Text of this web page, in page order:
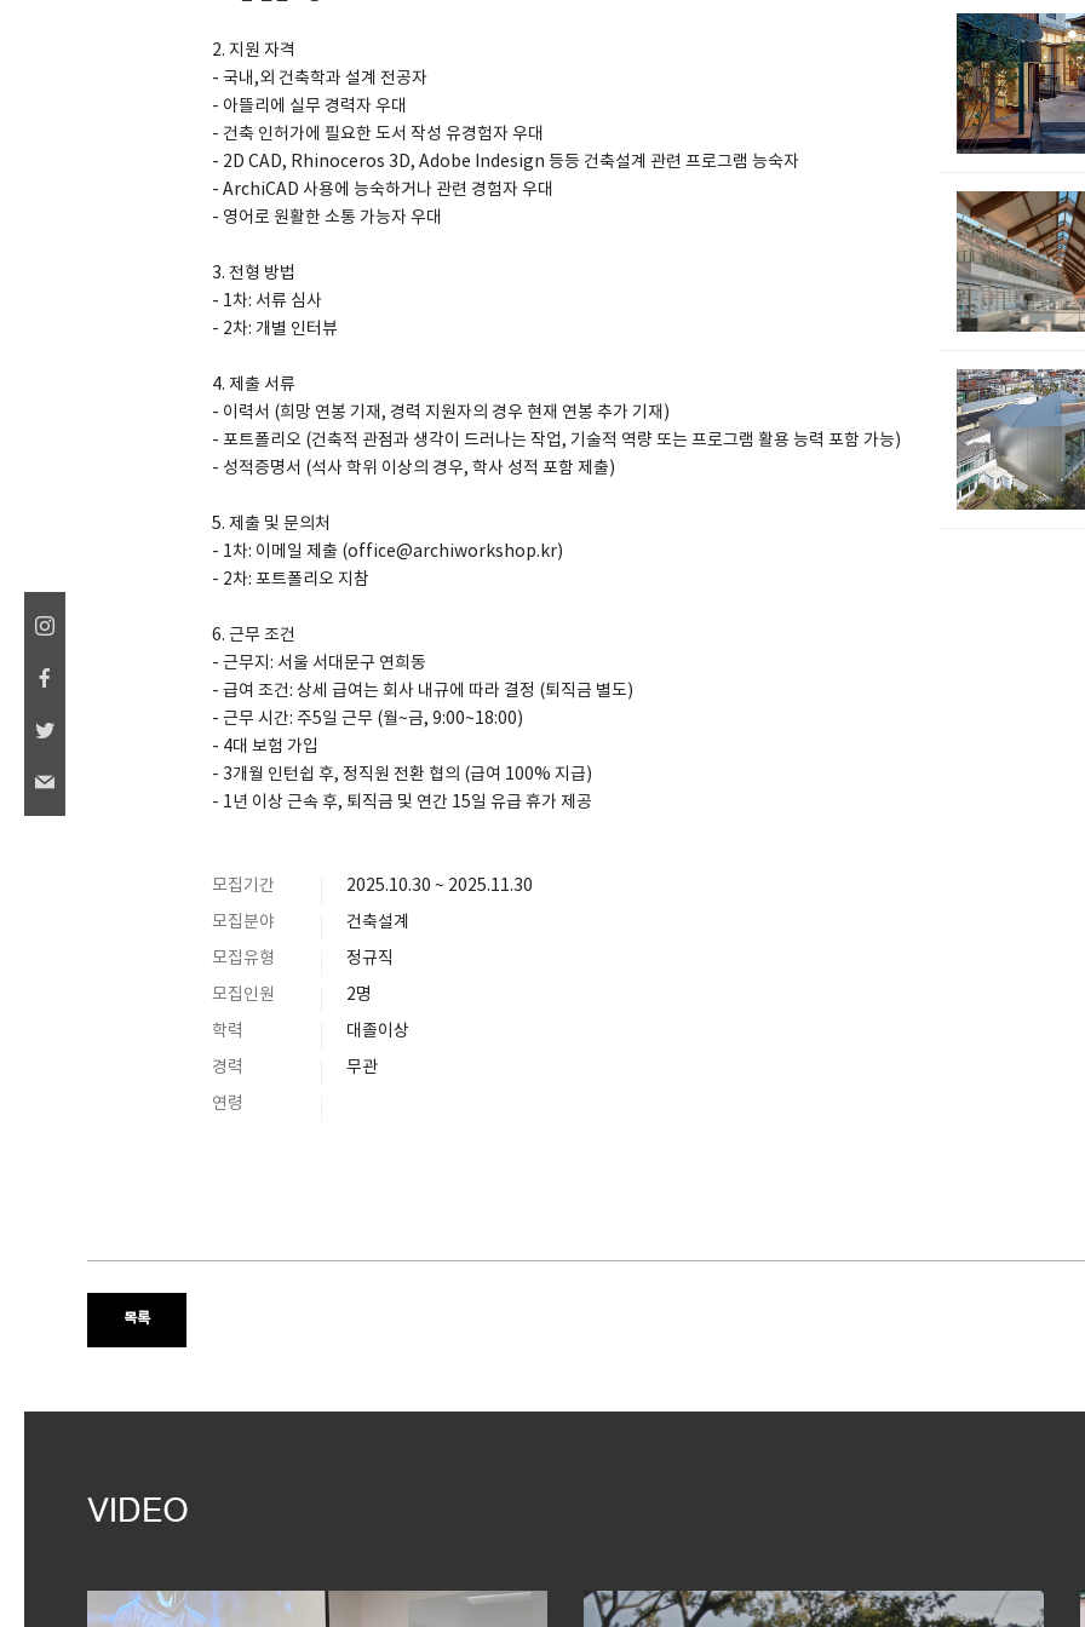
2. 지원 자격
- 국내,외 건축학과 설계 전공자
- 아뜰리에 실무 경력자 우대
- 건축 인허가에 필요한 도서 작성 유경험자 우대
- 2D CAD, Rhinoceros 3D, Adobe Indesign 등등 건축설계 관련 프로그램 능숙자
- ArchiCAD 사용에 능숙하거나 관련 경험자 우대
- 영어로 원활한 소통 가능자 우대
3. 전형 방법
- 1차: 서류 심사
- 2차: 개별 인터뷰
4. 제출 서류
- 이력서 (희망 연봉 기재, 경력 지원자의 경우 현재 연봉 추가 기재)
- 포트폴리오 (건축적 관점과 생각이 드러나는 작업, 기술적 역량 또는 프로그램 활용 능력 포함 가능)
- 성적증명서 (석사 학위 이상의 경우, 학사 성적 포함 제출)
5. 제출 및 문의처
- 1차: 이메일 제출 (office@archiworkshop.kr)
- 2차: 포트폴리오 지참
6. 근무 조건
- 근무지: 서울 서대문구 연희동
- 급여 조건: 상세 급여는 회사 내규에 따라 결정 (퇴직금 별도)
- 근무 시간: 주5일 근무 (월~금, 9:00~18:00)
- 4대 보험 가입
- 3개월 인턴쉽 후, 정직원 전환 협의 (급여 100% 지급)
- 1년 이상 근속 후, 퇴직금 및 연간 15일 유급 휴가 제공
모집기간
2025.10.30 ~ 2025.11.30
모집분야
건축설계
모집유형
정규직
모집인원
2명
학력
대졸이상
경력
무관
연령
목록
VIDEO